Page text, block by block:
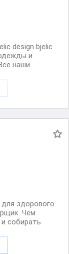
design bjelic
и
наши
из
У нас
любят...
здорового
Чем
собирать
товаров.